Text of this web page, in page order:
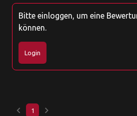
Bitte einloggen, um eine
können.
Login
keyboard_arrow_left 1 keyboard_arrow_right